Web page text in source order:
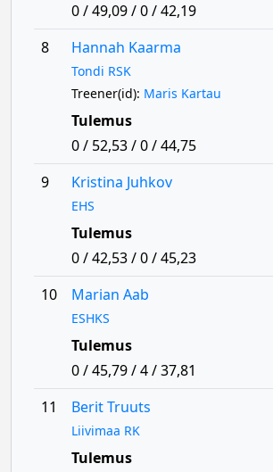
0 / 49,09 / 0 / 42,19
8
Hannah Kaarma
Tondi RSK
Treener(id): Maris Kartau
Tulemus
0 / 52,53 / 0 / 44,75
9
Kristina Juhkov
EHS
Tulemus
0 / 42,53 / 0 / 45,23
10
Marian Aab
ESHKS
Tulemus
0 / 45,79 / 4 / 37,81
11
Berit Truuts
Liivimaa RK
Tulemus